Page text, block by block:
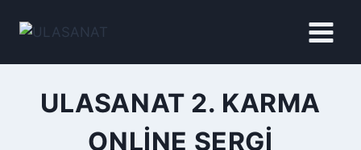
geç
ULASANAT 2. KARMA
ONLINE SERGI